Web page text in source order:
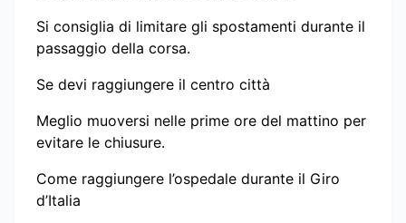
Si consiglia di limitare gli spostamenti durante il
passaggio della corsa.
Se devi raggiungere il centro città
Meglio muoversi nelle prime ore del mattino per
evitare le chiusure.
Come raggiungere l’ospedale durante il Giro
d’Italia